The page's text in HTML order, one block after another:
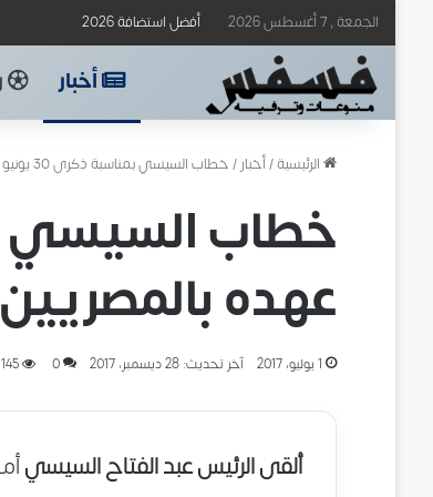
الجمعة , 7 أغسطس 2026 أفضل استضافة 2026
أخبار
الرئيسية/أخبار/خطاب السيسي بمناسبة ذكرى 30 يونيو 2017.. السيسى يجدد عهده بالمصريين
عهده بالمصريين
1 يوليو، 2017 آخر تحديث: 28 ديسمبر، 2017 0
145
ألقى الرئيس عبد الفتاح السيسي